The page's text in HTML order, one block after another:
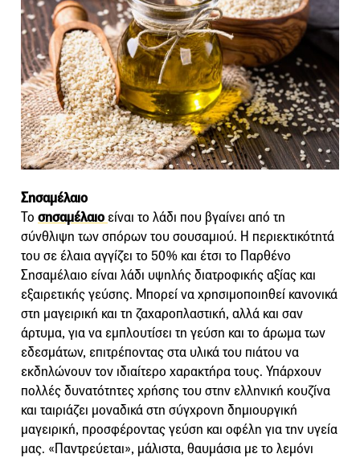
Σησαμέλαιο
Το σησαμέλαιο είναι το λάδι που βγαίνει από τη
σύνθλιψη των σπόρων του σουσαμιού. Η περιεκτικότητά
του σε έλαια αγγίζει το 50% και έτσι το Παρθένο
Σησαμέλαιο είναι λάδι υψηλής διατροφικής αξίας και
εξαιρετικής γεύσης. Μπορεί να χρησιμοποιηθεί κανονικά
στη μαγειρική και τη ζαχαροπλαστική, αλλά και σαν
άρτυμα, για να εμπλουτίσει τη γεύση και το άρωμα των
εδεσμάτων, επιτρέποντας στα υλικά του πιάτου να
εκδηλώνουν τον ιδιαίτερο χαρακτήρα τους. Υπάρχουν
πολλές δυνατότητες χρήσης του στην ελληνική κουζίνα
και ταιριάζει μοναδικά στη σύγχρονη δημιουργική
μαγειρική, προσφέροντας γεύση και οφέλη για την υγεία
μας. «Παντρεύεται», μάλιστα, θαυμάσια με το λεμόνι